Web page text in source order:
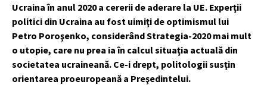
Ucraina în anul 2020 a cererii de aderare la UE. Experţii
politici din Ucraina au fost uimiţi de optimismul lui
Petro Poroşenko, considerând Strategia-2020 mai mult
o utopie, care nu prea ia în calcul situaţia actuală din
societatea ucraineană. Ce-i drept, politologii susţin
orientarea proeuropeană a Preşedintelui.